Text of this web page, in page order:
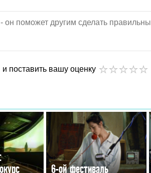
и поставить вашу оценку
6-ой фестиваль